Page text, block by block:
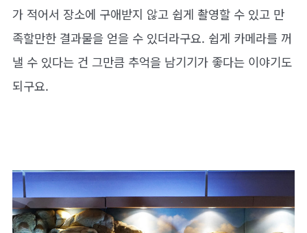
가 적어서 장소에 구애받지 않고 쉽게 촬영할 수 있고 만
족할만한 결과물을 얻을 수 있더라구요. 쉽게 카메라를 꺼
낼 수 있다는 건 그만큼 추억을 남기기가 좋다는 이야기도
되구요.